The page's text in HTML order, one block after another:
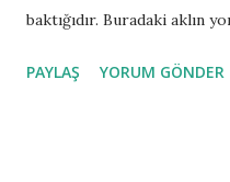
üzerinde fikir beyan
baktığıdır. Buradaki aklın
Kıbrıs Türk Cumhuriyeti”
PAYLAŞ YORUM GÖNDER